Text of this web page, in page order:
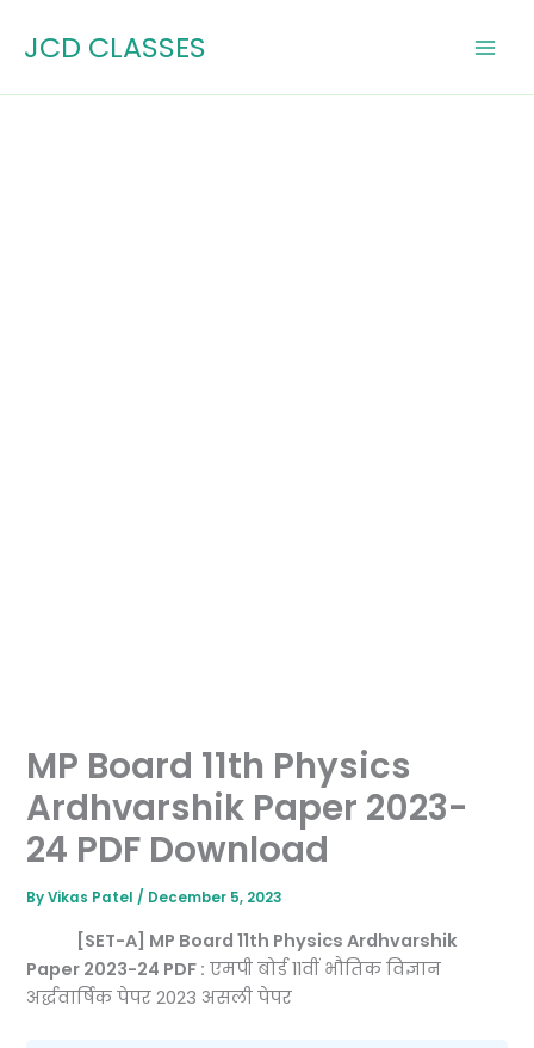
JCD CLASSES
MP Board 11th Physics
Ardhvarshik Paper 2023-
24 PDF Download
ByVikas Patel/ December 5, 2023
[SET-A] MP Board 11th Physics Ardhvarshik
Paper 2023-24 PDF : एमपी बोर्ड 11वीं भौतिक विज्ञान
अर्द्धवार्षिक पेपर 2023 असली पेपर